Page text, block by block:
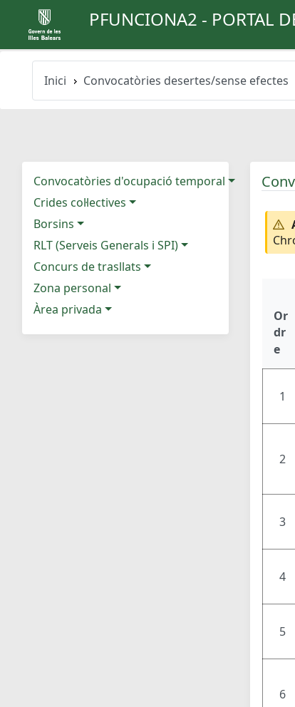
PFUNCIONA2 - PORTAL
Inici Convocatòries desertes/sense efectes
Convocatòries d'ocupació temporal
Crides col·lectives
Borsins
RLT (Serveis Generals i SPI)
Concurs de trasllats
Zona personal
Àrea privada
Or
dr
e
1
2
3
4
5
6